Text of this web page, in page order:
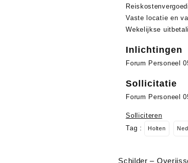
Vaste locatie en
Wekelijkse
Inlichtingen
Forum Personeel
Sollicitatie
Forum Personeel
Solliciteren
Tag :
Holten
Schilder –